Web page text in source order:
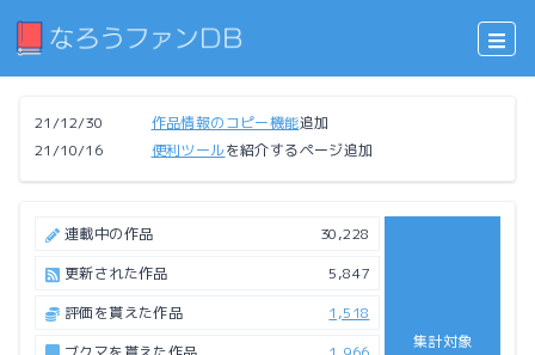
21/12/30 作品情報のコピー機能追加
21/10/16
便利ツールを紹介するページ追加
連載中の作品
30,228
更新された作品
5,847
評価を貰えた作品
1,518
集計対象